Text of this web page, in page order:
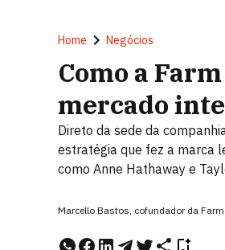
Home Negócios
Como a
mercado
Direto da sede da
estratégia que fez a marca
como Anne Hathaway e
Marcello Bastos, cofundador da